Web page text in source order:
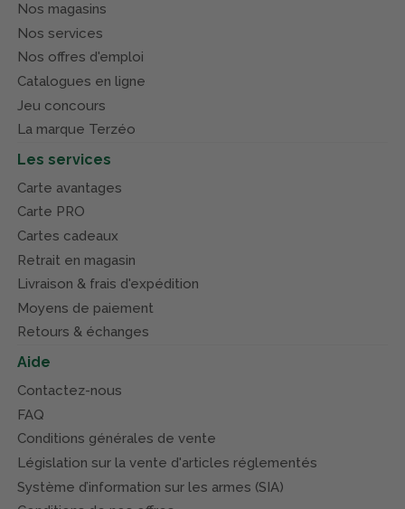
Nos magasins
Nos services
Nos offres d'emploi
Catalogues en ligne
Jeu concours
La marque Terzéo
Les services
Carte avantages
Carte PRO
Cartes cadeaux
Retrait en magasin
Livraison & frais d'expédition
Moyens de paiement
Retours & échanges
Aide
Contactez-nous
FAQ
Conditions générales de vente
Législation sur la vente d'articles réglementés
Système d’information sur les armes (SIA)